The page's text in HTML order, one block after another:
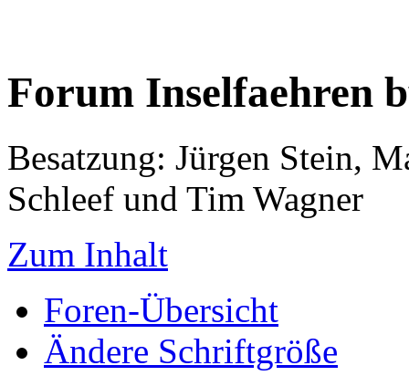
Forum Inselfaehren
Besatzung: Jürgen Stein,
Schleef und Tim Wagner
Zum Inhalt
Foren-Übersicht
Ändere Schriftgröße